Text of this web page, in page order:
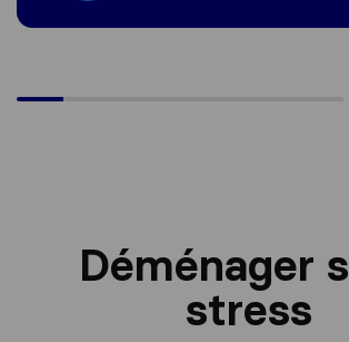
Déménager
stress